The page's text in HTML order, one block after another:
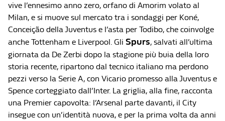
vive l’ennesimo anno zero, orfano di Amorim volato al
Milan, e si muove sul mercato tra i sondaggi per Koné,
Conceição della Juventus e l’asta per Todibo, che coinvolge
anche Tottenham e Liverpool. Gli Spurs, salvati all’ultima
giornata da De Zerbi dopo la stagione più buia della loro
storia recente, ripartono dal tecnico italiano ma perdono
pezzi verso la Serie A, con Vicario promesso alla Juventus e
Spence corteggiato dall’Inter. La griglia, alla fine, racconta
una Premier capovolta: l’Arsenal parte davanti, il City
insegue con un’identità nuova, e per la prima volta da anni